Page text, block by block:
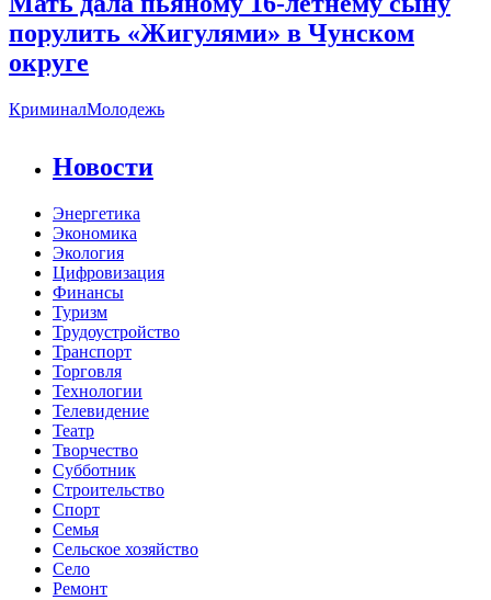
порулить «Жигулями» в Чунском
округе
КриминалМолодежь
Новости
Энергетика
Экономика
Экология
Цифровизация
Финансы
Туризм
Трудоустройство
Транспорт
Торговля
Технологии
Телевидение
Театр
Творчество
Субботник
Строительство
Спорт
Семья
Сельское хозяйство
Село
Ремонт